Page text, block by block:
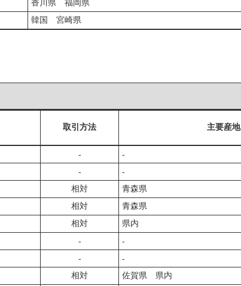
香川県 福岡県
韓国 宮崎県
取引方法 主要産地
‐ ‐
‐ ‐
相対 青森県
相対 青森県
相対 県内
‐ ‐
‐ ‐
相対 佐賀県 県内